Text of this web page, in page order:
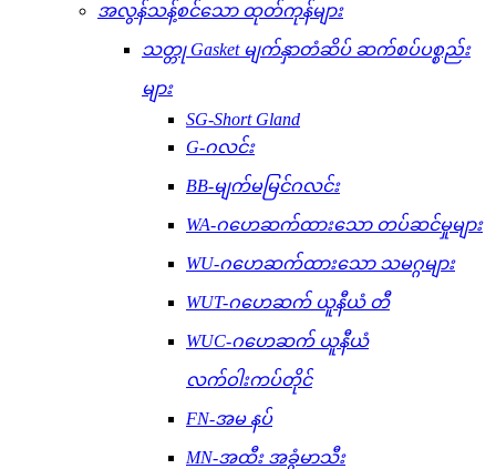
အလွန်သန့်စင်သော ထုတ်ကုန်များ
သတ္တု Gasket မျက်နှာတံဆိပ် ဆက်စပ်ပစ္စည်း
များ
SG-Short Gland
G-ဂလင်း
BB-မျက်မမြင်ဂလင်း
WA-ဂဟေဆက်ထားသော တပ်ဆင်မှုများ
WU-ဂဟေဆက်ထားသော သမဂ္ဂများ
WUT-ဂဟေဆက် ယူနီယံ တီ
WUC-ဂဟေဆက် ယူနီယံ
လက်ဝါးကပ်တိုင်
FN-အမ နပ်
MN-အထီး အခွံမာသီး